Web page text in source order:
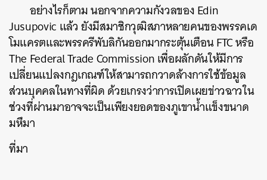
อย่างไรก็ตาม นอกจากความกังวลของ Edin
Jusupovic แล้ว ยังมีสมาชิกวุฒิสภาหลายคนของพรรคเด
โมแครตและพรรครีพับลิกันออกมากระตุ้นเตือน FTC หรือ
The Federal Trade Commission เพื่อผลักดันให้มีการ
เปลี่ยนแปลงกฎเกณฑ์ให้สามารถกวาดล้างการใช้ข้อมูล
ส่วนบุคคลในทางที่ผิด ด้วยเกรงว่าการเปิดเผยข่าวฉาวใน
ช่วงที่ผ่านมาอาจจะเป็นเพียงยอดของภูเขาน้ำแข็งขนาด
มหึมา
ที่มา
ค้นหา